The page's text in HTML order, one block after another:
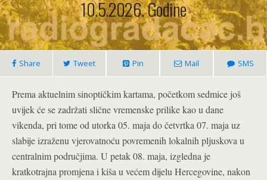
10.5.2026. Godine
Share Tweet Pin Mail SMS
Prema aktuelnim sinoptičkim kartama, početkom sedmice još
uvijek će se zadržati slične vremenske prilike kao u dane
vikenda, pri tome od utorka 05. maja do četvrtka 07. maja uz
slabije izraženu vjerovatnoću povremenih lokalnih pljuskova u
centralnim područjima. U petak 08. maja, izgledna je
kratkotrajna promjena i kiša u većem dijelu Hercegovine, nakon